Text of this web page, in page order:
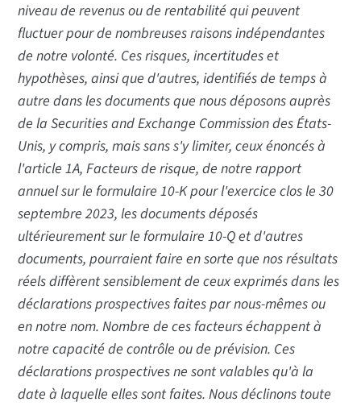
niveau de revenus ou de rentabilité qui peuvent
fluctuer pour de nombreuses raisons indépendantes
de notre volonté. Ces risques, incertitudes et
hypothèses, ainsi que d'autres, identifiés de temps à
autre dans les documents que nous déposons auprès
de la Securities and Exchange Commission des États-
Unis, y compris, mais sans s'y limiter, ceux énoncés à
l'article 1A, Facteurs de risque, de notre rapport
annuel sur le formulaire 10-K pour l'exercice clos le 30
septembre 2023, les documents déposés
ultérieurement sur le formulaire 10-Q et d'autres
documents, pourraient faire en sorte que nos résultats
réels diffèrent sensiblement de ceux exprimés dans les
déclarations prospectives faites par nous-mêmes ou
en notre nom. Nombre de ces facteurs échappent à
notre capacité de contrôle ou de prévision. Ces
déclarations prospectives ne sont valables qu'à la
date à laquelle elles sont faites. Nous déclinons toute